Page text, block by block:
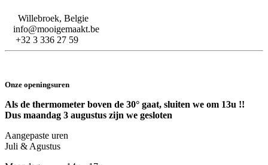
Willebroek, Belgie
info@mooigemaakt.be
+32 3 336 27 59
Onze openingsuren
Als de thermometer boven de 30° gaat, sluiten we om 13u !!
Dus maandag 3 augustus zijn we gesloten
Aangepaste uren
Juli & Agustus